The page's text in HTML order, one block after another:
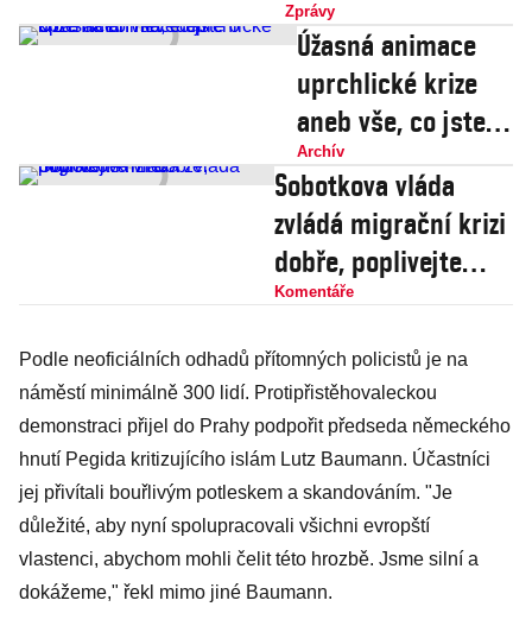
Slovinskem plot
Zprávy
Úžasná animace
uprchlické krize
aneb vše, co jste o
uprchlících
nevěděli
Archív
Sobotkova vláda
zvládá migrační krizi
dobře, poplivejte
mne!
Komentáře
Podle neoficiálních odhadů přítomných policistů je na
náměstí minimálně 300 lidí. Protipřistěhovaleckou
demonstraci přijel do Prahy podpořit předseda německého
hnutí Pegida kritizujícího islám Lutz Baumann. Účastníci
jej přivítali bouřlivým potleskem a skandováním. "Je
důležité, aby nyní spolupracovali všichni evropští
vlastenci, abychom mohli čelit této hrozbě. Jsme silní a
dokážeme," řekl mimo jiné Baumann.